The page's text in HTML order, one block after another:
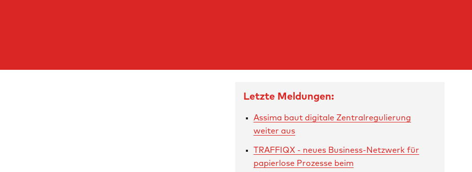
Letzte Meldungen:
Assima baut digitale Zentralregulierung
weiter aus
TRAFFIQX - neues Business-Netzwerk für
papierlose Prozesse beim